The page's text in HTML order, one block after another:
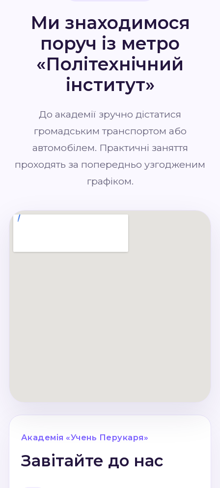
Ми знаходимося
поруч із метро
«Політехнічний
інститут»
До академії зручно дістатися
громадським транспортом або
автомобілем. Практичні заняття
проходять за попередньо узгодженим
графіком.
Академія «Учень Перукаря»
Завітайте до нас